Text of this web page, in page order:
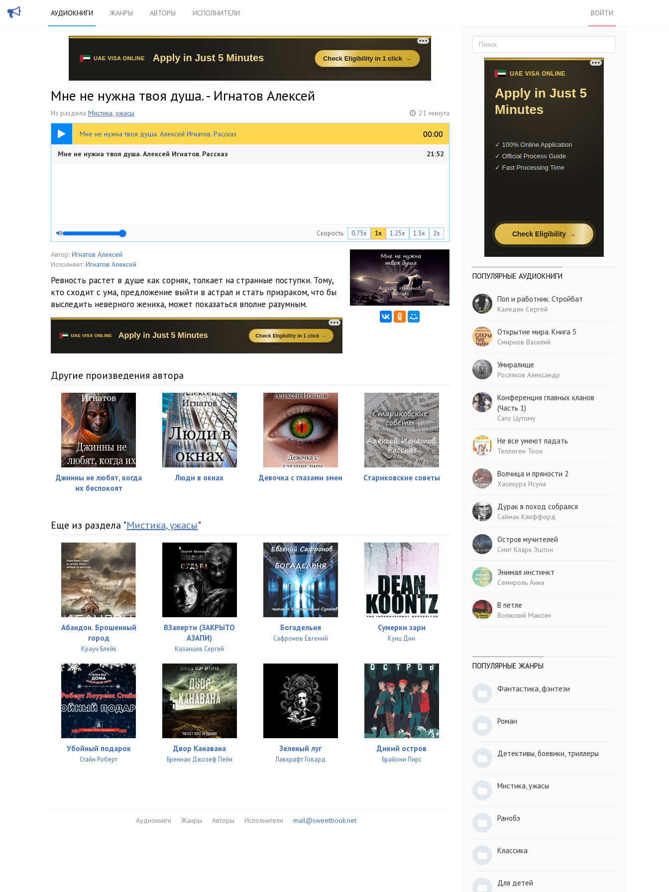
АУДИОКНИГИ ЖАНРЫ АВТОРЫ ИСПОЛНИТЕЛИ ВОЙТИ
Мне не нужна твоя душа. - Игнатов Алексей
Из раздела Мистика, ужасы 21 минута
Мне не нужна твоя душа. Алексей Игнатов. Рассказ 00:00
00:00
21:52
Мне не нужна твоя душа. Алексей Игнатов. Рассказ 21:52
Скорость 0.75x 1x 1.25x 1.5x 2x
Автор: Игнатов Алексей
Исполняет: Игнатов Алексей
Ревность растет в душе как сорняк, толкает на странные поступки. Тому,
кто сходит с ума, предложение выйти в астрал и стать призраком, что бы
выследить неверного жениха, может показаться вполне разумным.
Другие произведения автора
Джинны не любят, когда
их беспокоят
Люди в окнах Девочка с глазами змеи Стариковские советы
Еще из раздела "Мистика, ужасы"
Абандон. Брошенный
город
Крауч Блейк
ВЗаперти (ЗАКРЫТО
АЗАПИ)
Казанцев Сергей
Богадельня
Сафронов Евгений
Сумерки зари
Кунц Дин
Убойный подарок
Стайн Роберт
Двор Канавана
Бреннан Джозеф Пейн
Зеленый луг
Лавкрафт Говард
Дикий остров
Брайони Пирс
Аудиокниги Жанры Авторы Исполнители mail@sweetbook.net
ПОПУЛЯРНЫЕ АУДИОКНИГИ
Поп и работник. Стройбат
Каледин Сергей
Открытие мира. Книга 5
Смирнов Василий
Умиралище
Росляков Александр
Конференция главных кланов
(Часть 1)
Сато Цутому
Не все умеют падать
Теллеген Тоон
Волчица и пряности 2
Хасекура Исуна
Дурак в поход собрался
Саймак Клиффорд
Остров мучителей
Смит Кларк Эштон
Энимал инстинкт
Семироль Анна
В петле
Волжский Максим
ПОПУЛЯРНЫЕ ЖАНРЫ
Фантастика, фэнтези
Роман
Детективы, боевики, триллеры
Мистика, ужасы
Ранобэ
Классика
Для детей